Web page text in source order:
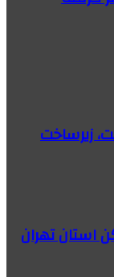
زیرساخت
تهران